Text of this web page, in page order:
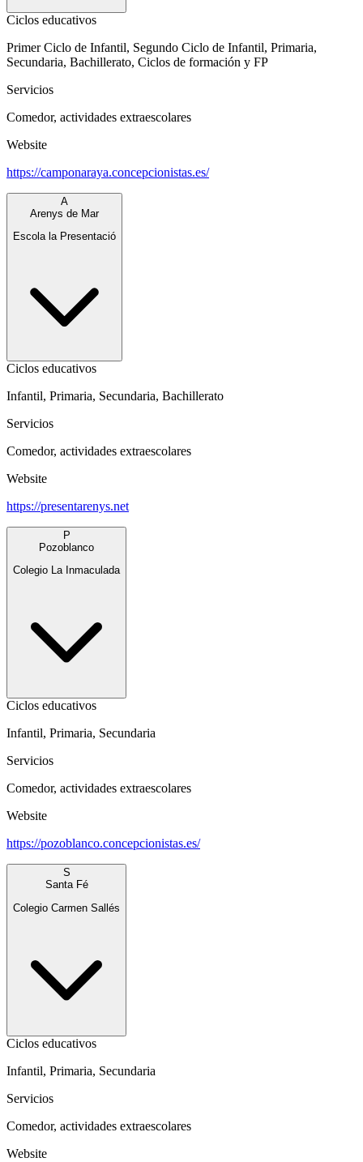
Ciclos educativos
Primer Ciclo de Infantil, Segundo Ciclo de Infantil, Primaria,
Secundaria, Bachillerato, Ciclos de formación y FP
Servicios
Comedor, actividades extraescolares
Website
https://camponaraya.concepcionistas.es/
A
Arenys de Mar
Escola la Presentació
Ciclos educativos
Infantil, Primaria, Secundaria, Bachillerato
Servicios
Comedor, actividades extraescolares
Website
https://presentarenys.net
P
Pozoblanco
Colegio La Inmaculada
Ciclos educativos
Infantil, Primaria, Secundaria
Servicios
Comedor, actividades extraescolares
Website
https://pozoblanco.concepcionistas.es/
S
Santa Fé
Colegio Carmen Sallés
Ciclos educativos
Infantil, Primaria, Secundaria
Servicios
Comedor, actividades extraescolares
Website